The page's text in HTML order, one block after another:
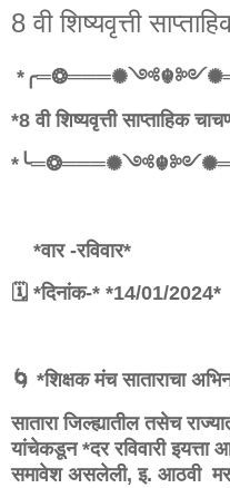
8 वी शिष्यवृत्ती
*8 वी शिष्यवृत्ती साप्ताहिक
*वार -‌रविवार*
🗓 *दिनांक-* *14/01/2024*
🌀 *शिक्षक मंच साताराचा
सातारा जिल्ह्यातील तसेच
यांचेकडून *दर रविवारी इयत्ता
समावेश असलेली, इ. आठवी